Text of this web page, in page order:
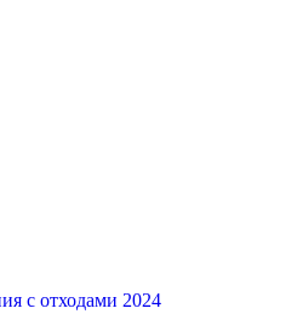
с отходами 2024